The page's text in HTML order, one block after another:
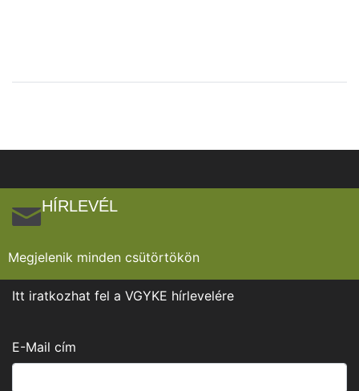
HÍRLEVÉL
Megjelenik minden csütörtökön
Itt iratkozhat fel a VGYKE hírlevelére
E-Mail cím